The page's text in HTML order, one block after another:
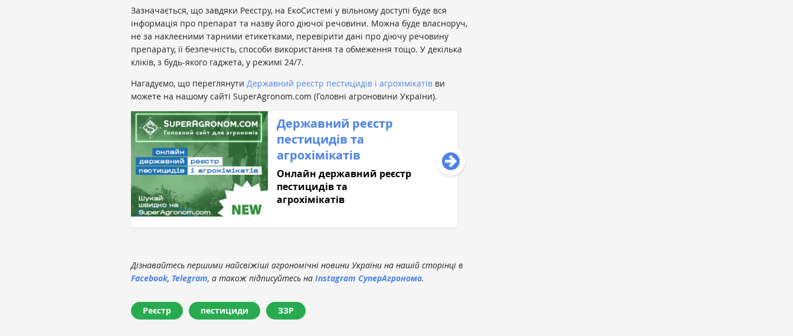
Зазначається, що завдяки Реєстру, на ЕкоСистемі у вільному доступі буде вся
інформація про препарат та назву його діючої речовини. Можна буде власноруч,
не за наклеєними тарними етикетками, перевірити дані про діючу речовину
препарату, її безпечність, способи використання та обмеження тощо. У декілька
кліків, з будь-якого гаджета, у режимі 24/7.
Нагадуємо, що переглянути Державний реєстр пестицидів і агрохімікатів ви
можете на нашому сайті SuperAgronom.com (Головні агроновини України).
Державний реєстр
пестицидів та
агрохімікатів
Онлайн державний реєстр
пестицидів та
агрохімікатів
Дізнавайтесь першими найсвіжіші агрономічні новини України на нашій сторінці в
Facebook, Telegram, а також підписуйтесь на Instagram СуперАгронома.
Реєстр пестициди ЗЗР